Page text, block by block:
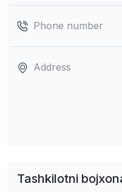
Phone number
Address
Tashkilotni